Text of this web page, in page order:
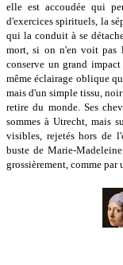
elle est accoudée qui
d'exercices spirituels, la
qui la conduit à se
mort, si on n'en voit pas
conserve un grand
même éclairage oblique
mais d'un simple tissu,
retire du monde. Ses
sommes à Utrecht, mais
visibles, rejetés hors de
buste de Marie-
grossièrement, comme